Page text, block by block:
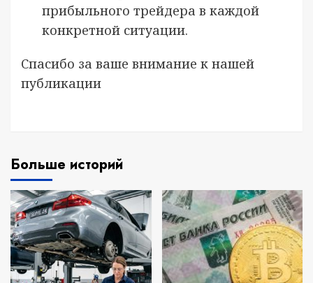
прибыльного трейдера в каждой
конкретной ситуации.
Спасибо за ваше внимание к нашей
публикации
Больше историй